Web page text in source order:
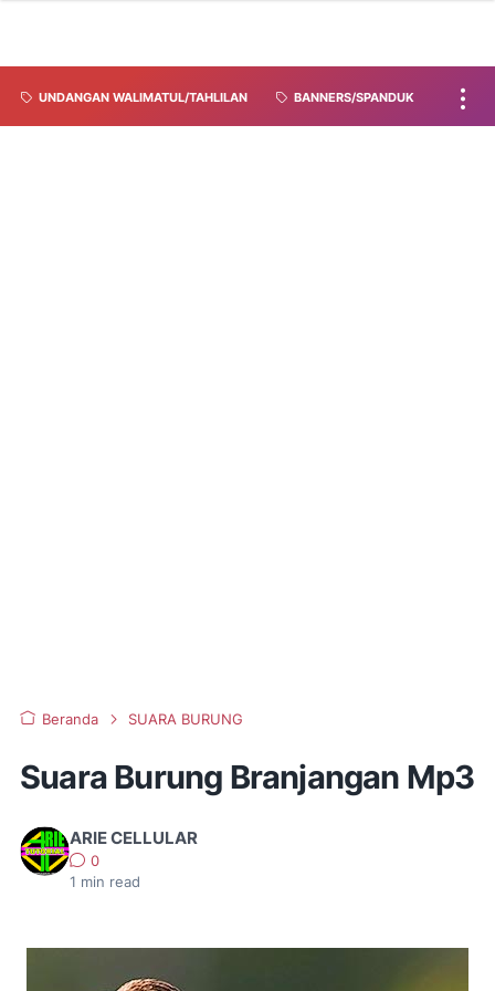
UNDANGAN WALIMATUL/TAHLILAN BANNERS/SPANDUK
Beranda SUARA BURUNG
Suara Burung Branjangan Mp3
ARIE CELLULAR
0
1 min read